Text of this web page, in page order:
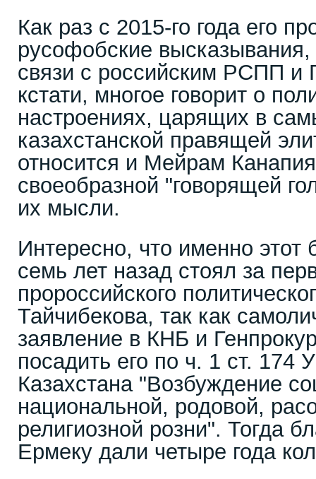
Как раз с 2015-го года его
русофобские высказывания,
связи с российским РСПП и
кстати, многое говорит о
настроениях, царящих в
казахстанской правящей
относится и Мейрам
своеобразной "говорящей
их мысли.
Интересно, что именно
семь лет назад стоял за
пророссийского
Тайчибекова, так как
заявление в КНБ и
посадить его по ч. 1 ст. 174
Казахстана "Возбуждение
национальной, родовой,
религиозной розни". Тогда
Ермеку дали четыре года